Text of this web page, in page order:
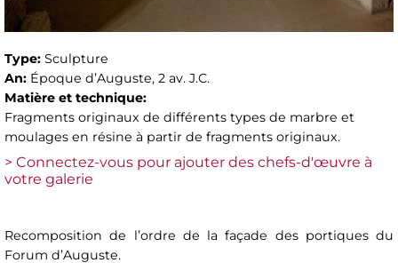
Type: Sculpture
An: Époque d’Auguste, 2 av. J.C.
Matière et technique:
Fragments originaux de différents types de marbre et
moulages en résine à partir de fragments originaux.
> Connectez-vous pour ajouter des chefs-d'œuvre à
votre galerie
Recomposition de l’ordre de la façade des portiques du
Forum d’Auguste.